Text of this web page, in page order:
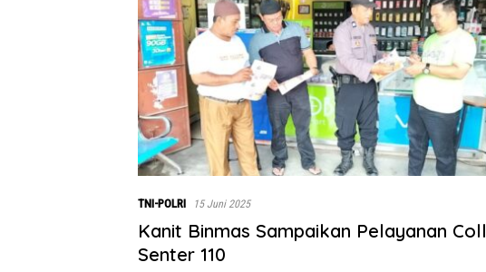
TNI-POLRI 15 Juni 2025
Kanit Binmas Sampaikan Pelayanan Coll
Senter 110